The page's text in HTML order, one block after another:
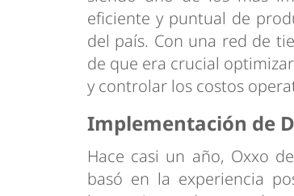
eficiente y puntual de
del país. Con una red de
de que era crucial
y controlar los costos
Implementación de
Hace casi un año, Oxxo
basó en la experiencia